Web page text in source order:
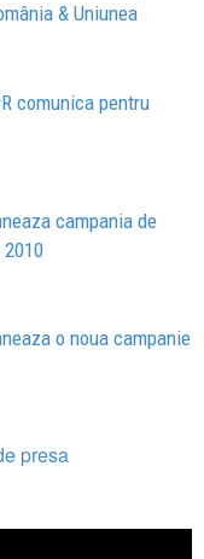
& Uniunea
comunica pentru
campania de
o noua campanie
presa